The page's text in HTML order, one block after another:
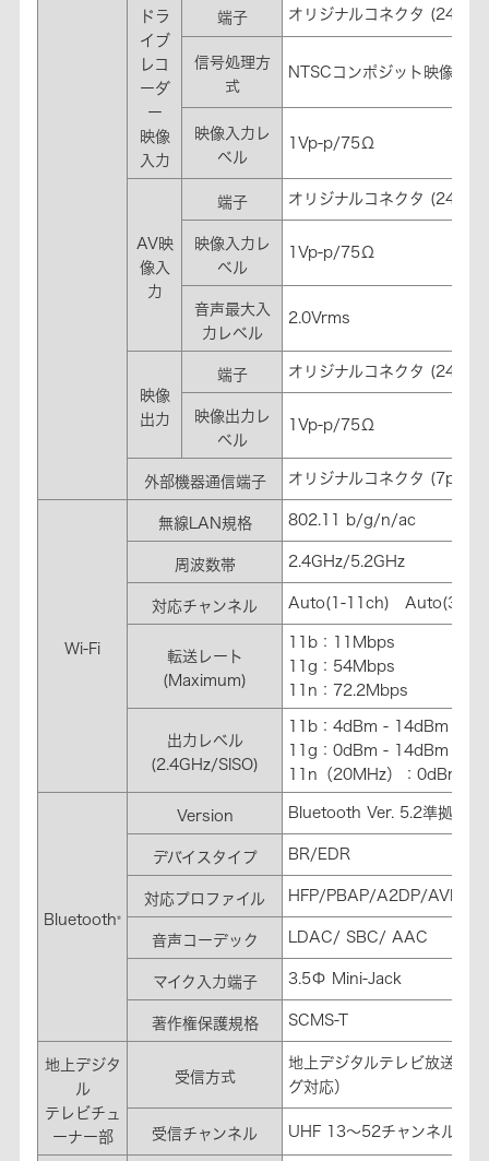
ドラ
イブ
レコ
ーダ
ー
映像
入力
端子 オリジナルコネクタ
信号処理方
式
NTSCコンポジット映像信
映像入力レ
ベル
1Vp-p/75Ω
AV映
像入
力
端子 オリジナルコネクタ
映像入力レ
ベル
1Vp-p/75Ω
音声最大入
力レベル
2.0Vrms
映像
出力
端子 オリジナルコネクタ
映像出力レ
ベル
1Vp-p/75Ω
外部機器通信端子 オリジナルコネクタ (7pin)
Wi-Fi
無線LAN規格 802.11 b/g/n/ac
周波数帯 2.4GHz/5.2GHz
対応チャンネル Auto(1-11ch) Auto(36-
転送レート
(Maximum)
11b：11Mbps
11g：54Mbps
11n：72.2Mbps
出力レベル
(2.4GHz/SISO)
11b：4dBm - 14dBm
11g：0dBm - 14dBm
11n（20MHz）：0dBm-
Bluetooth®
Version Bluetooth Ver. 5.2準拠
デバイスタイプ BR/EDR
対応プロファイル HFP/PBAP/A2DP/
音声コーデック LDAC/ SBC/ AAC
マイク入力端子 3.5Φ Mini-Jack
著作権保護規格 SCMS-T
地上デジタ
ル
テレビチュ
ーナー部
受信方式
地上デジタルテレビ放送方
グ対応）
受信チャンネル UHF 13～52チャンネル